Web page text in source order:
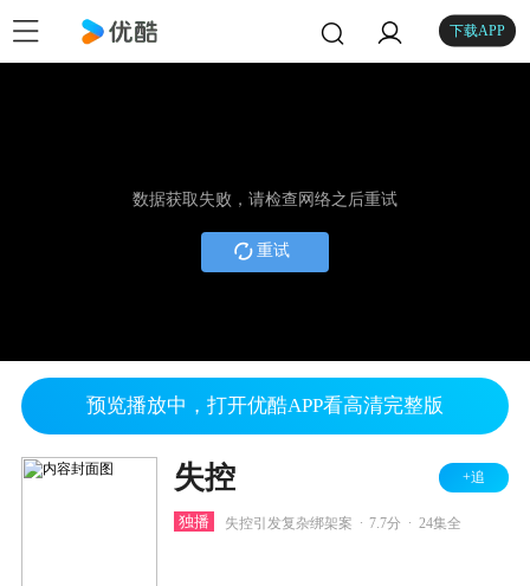
下载APP
数据获取失败，请检查网络之后重试
重试
预览播放中，打开优酷APP看高清完整版
失控 +追
独播 失控引发复杂绑架案 7.7分 24集全